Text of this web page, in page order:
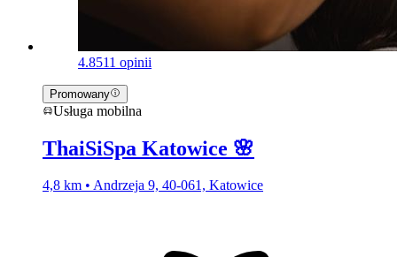
4.8511 opinii
Promowany
Usługa mobilna
ThaiSiSpa Katowice 🌸
4,8 km • Andrzeja 9, 40-061, Katowice